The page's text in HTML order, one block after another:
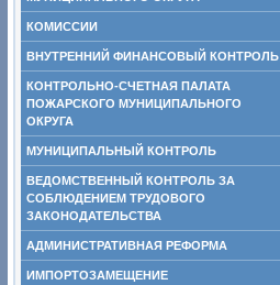
КОМИССИИ
ВНУТРЕННИЙ ФИНАНСОВЫЙ КОНТРОЛЬ
КОНТРОЛЬНО-СЧЕТНАЯ ПАЛАТА
ПОЖАРСКОГО МУНИЦИПАЛЬНОГО
ОКРУГА
МУНИЦИПАЛЬНЫЙ КОНТРОЛЬ
ВЕДОМСТВЕННЫЙ КОНТРОЛЬ ЗА
СОБЛЮДЕНИЕМ ТРУДОВОГО
ЗАКОНОДАТЕЛЬСТВА
АДМИНИСТРАТИВНАЯ РЕФОРМА
ИМПОРТОЗАМЕЩЕНИЕ